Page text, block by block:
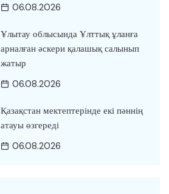
06.08.2026
Ұлытау облысында Ұлттық ұланға
арналған әскери қалашық салынып
жатыр
06.08.2026
Қазақстан мектептерінде екі пәннің
атауы өзгереді
06.08.2026